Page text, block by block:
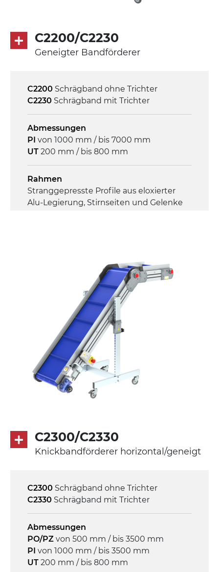
Mehrfachspannung 230/400Vac-50Hz-
3Ph
Überlastungsschutz
C2200/C2230
Geneigter Bandförderer
C2200 Schrägband ohne Trichter
C2230 Schrägband mit Trichter
Abmessungen
PI von 1000 mm / bis 7000 mm
UT 200 mm / bis 800 mm
Rahmen
Stranggepresste Profile aus eloxierter
Alu-Legierung, Stirnseiten und Gelenke
ausziehbare Elemente mit Scharnieren
aus druckgegossener Alu-Legierung,
Beine aus verzinktem Metallrohr,
Schwenkräder mit/ohne Bremse (2+2)
Förderfläche
mit Gliedern aus PP Oberfläche blau
Rippen aus PP
direkt, Zug (linke Seite),
Untersetzungsgetriebe mit Kupplung, 3-
phasiger Asynchronmotor für
Geschwindigkeit
4,6 m/Minute
Steuerung
On/Off, E-Stopp, Motor-
Überlastungsschutz
C2300/C2330
Knickbandförderer horizontal/geneigt
C2300 Schrägband ohne Trichter
C2330 Schrägband mit Trichter
Abmessungen
PO/PZ von 500 mm / bis 3500 mm
PI von 1000 mm / bis 3500 mm
UT 200 mm / bis 800 mm